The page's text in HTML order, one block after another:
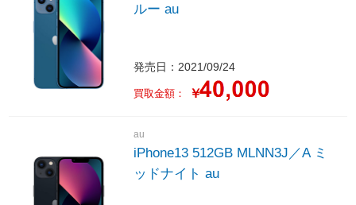
ルー au
発売日：2021/09/24
買取金額： ￥
au
iPhone13 512GB MLNN3J／A ミ
ッドナイト au